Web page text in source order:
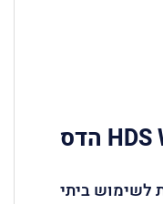
סנן לברי מים HDS Water הדס
לשימוש ביתי